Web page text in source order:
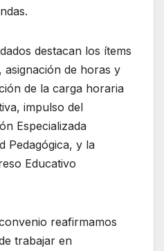
destacan los ítems
asignación de horas y
de la carga horaria
impulso del
Especializada
Pedagógica, y la
Educativo
reafirmamos
trabajar en